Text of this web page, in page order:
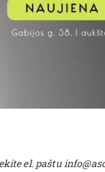
el. paštu